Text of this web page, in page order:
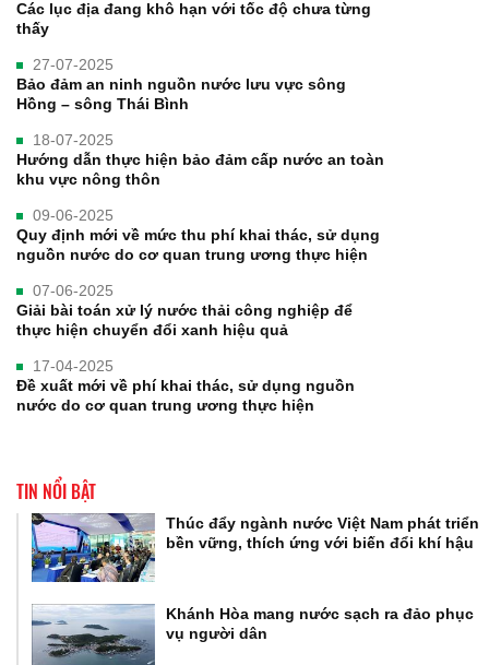
Các lục địa đang khô hạn với tốc độ chưa từng
thấy
27-07-2025
Bảo đảm an ninh nguồn nước lưu vực sông
Hồng – sông Thái Bình
18-07-2025
Hướng dẫn thực hiện bảo đảm cấp nước an toàn
khu vực nông thôn
09-06-2025
Quy định mới về mức thu phí khai thác, sử dụng
nguồn nước do cơ quan trung ương thực hiện
07-06-2025
Giải bài toán xử lý nước thải công nghiệp để
thực hiện chuyển đổi xanh hiệu quả
17-04-2025
Đề xuất mới về phí khai thác, sử dụng nguồn
nước do cơ quan trung ương thực hiện
TIN NỔI BẬT
Thúc đẩy ngành nước Việt Nam phát triển
bền vững, thích ứng với biến đổi khí hậu
Khánh Hòa mang nước sạch ra đảo phục
vụ người dân